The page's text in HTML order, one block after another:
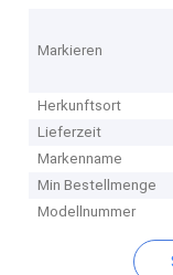
Markieren
Herkunftsort
Lieferzeit
Markenname
Min Bestellmenge
Modellnummer